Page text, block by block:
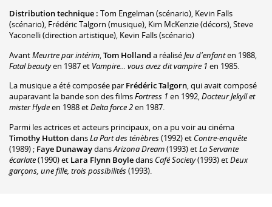
Distribution technique : Tom Engelman (scénario), Kevin Falls
(scénario), Frédéric Talgorn (musique), Kim McKenzie(décors),Steve
Yaconelli(direction artistique), Kevin Falls(scénario)
AvantMeurtre par intérim,Tom Holland a réaliséJeu d'enfanten 1988,
Fatal beautyen 1987 et Vampire... vous avez dit vampire 1 en 1985.
La musique a été composée par Frédéric Talgorn, qui avait composé
auparavant la bande son des filmsFortress 1 en 1992,Docteur Jekyll et
mister Hydeen 1988 etDelta force 2en 1987.
Parmi les actrices et acteurs principaux, on a pu voir au cinéma
Timothy HuttondansLa Part des ténèbres(1992) et Contre-enquête
(1989) ; Faye DunawaydansArizona Dream(1993) etLa Servante
écarlate(1990) et Lara Flynn Boyledans Café Society(1993) etDeux
garçons, une fille, trois possibilités(1993).